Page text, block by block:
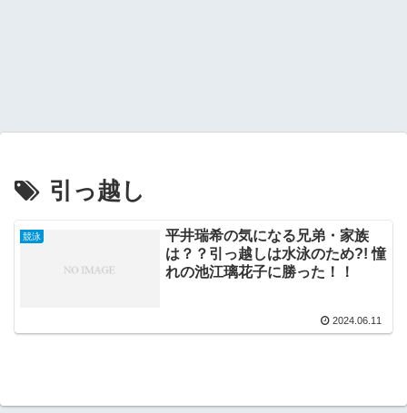
引っ越し
競泳
平井瑞希の気になる兄弟・家族
は？？引っ越しは水泳のため?! 憧
れの池江璃花子に勝った！！
2024.06.11